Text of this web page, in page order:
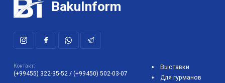
BakuInform
Контакт:
(+99455) 322-35-52 / (+99450) 502-03-07
Выставки
Для гурманов